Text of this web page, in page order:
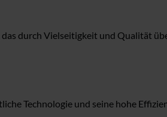
durch Vielseitigkeit und Qualität
Technologie und seine hohe